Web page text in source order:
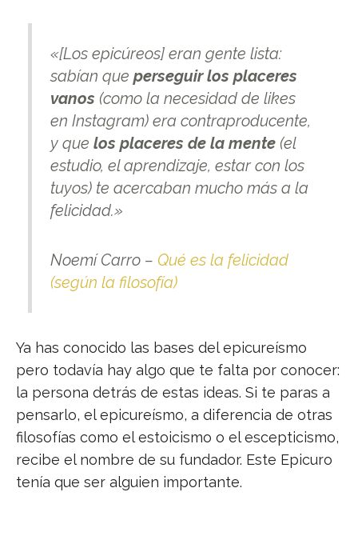
«[Los epicúreos] eran gente lista:
sabían queperseguir los placeres
vanos (como la necesidad de likes
en Instagram) era contraproducente,
y quelos placeres de la mente (el
estudio, el aprendizaje, estar con los
tuyos) te acercaban mucho más a la
felicidad.»
Noemí Carro – Qué es la felicidad
(según la filosofía)
Ya has conocido las bases del epicureísmo
pero todavía hay algo que te falta por conocer:
la persona detrás de estas ideas. Si te paras a
pensarlo, el epicureísmo, a diferencia de otras
filosofías como el estoicismo o el escepticismo,
recibe el nombre de su fundador. Este Epicuro
tenía que ser alguien importante.